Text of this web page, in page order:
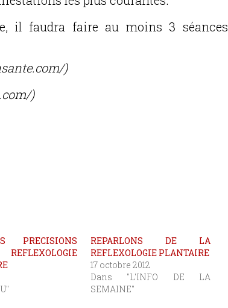
il faudra faire au moins 3 séances
)
)
PRECISIONS
REPARLONS DE LA
REFLEXOLOGIE PLANTAIRE
17 octobre 2012
Dans "L'INFO DE LA
SEMAINE"